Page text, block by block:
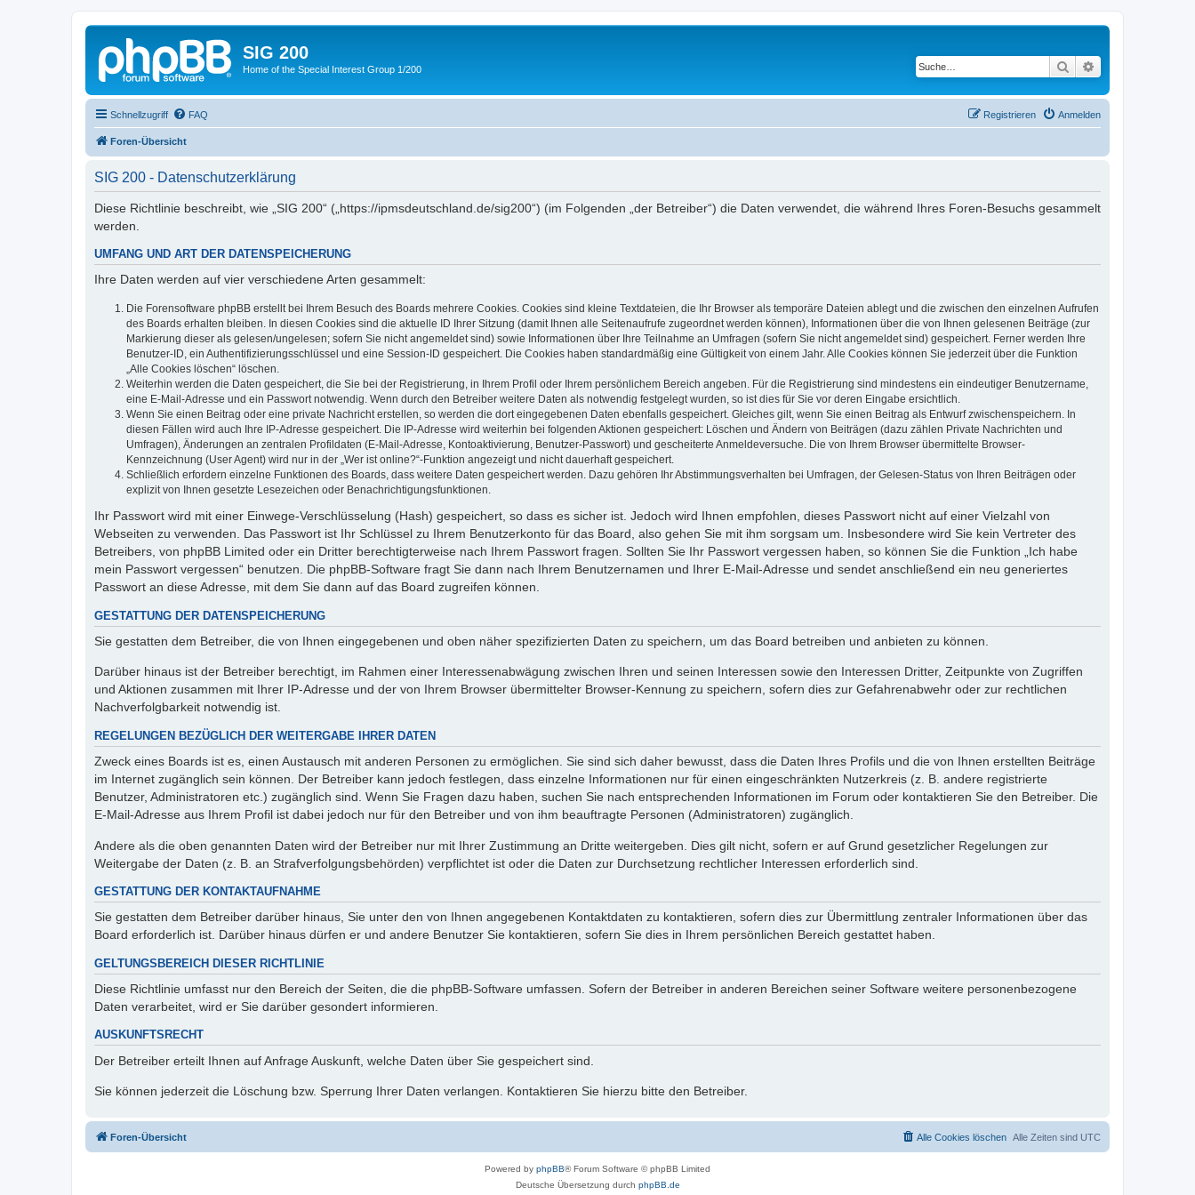
SIG 200
Home of the Special Interest Group 1/200 Suche
Schnellzugriff FAQ Anmelden
Registrieren
Foren-Übersicht
SIG 200 - Datenschutzerklärung
Diese Richtlinie beschreibt, wie „SIG 200“ („https://ipmsdeutschland.de/sig200“) (im Folgenden „der Betreiber“) die Daten verwendet, die während Ihres Foren-Besuchs gesammelt
werden.
UMFANG UND ART DER DATENSPEICHERUNG
Ihre Daten werden auf vier verschiedene Arten gesammelt:
Die Forensoftware phpBB erstellt bei Ihrem Besuch des Boards mehrere Cookies. Cookies sind kleine Textdateien, die Ihr Browser als temporäre Dateien ablegt und die zwischen den einzelnen Aufrufen
des Boards erhalten bleiben. In diesen Cookies sind die aktuelle ID Ihrer Sitzung (damit Ihnen alle Seitenaufrufe zugeordnet werden können), Informationen über die von Ihnen gelesenen Beiträge (zur
Markierung dieser als gelesen/ungelesen; sofern Sie nicht angemeldet sind) sowie Informationen über Ihre Teilnahme an Umfragen (sofern Sie nicht angemeldet sind) gespeichert. Ferner werden Ihre
Benutzer-ID, ein Authentifizierungsschlüssel und eine Session-ID gespeichert. Die Cookies haben standardmäßig eine Gültigkeit von einem Jahr. Alle Cookies können Sie jederzeit über die Funktion
„Alle Cookies löschen“ löschen.
Weiterhin werden die Daten gespeichert, die Sie bei der Registrierung, in Ihrem Profil oder Ihrem persönlichem Bereich angeben. Für die Registrierung sind mindestens ein eindeutiger Benutzername,
eine E-Mail-Adresse und ein Passwort notwendig. Wenn durch den Betreiber weitere Daten als notwendig festgelegt wurden, so ist dies für Sie vor deren Eingabe ersichtlich.
Wenn Sie einen Beitrag oder eine private Nachricht erstellen, so werden die dort eingegebenen Daten ebenfalls gespeichert. Gleiches gilt, wenn Sie einen Beitrag als Entwurf zwischenspeichern. In
diesen Fällen wird auch Ihre IP-Adresse gespeichert. Die IP-Adresse wird weiterhin bei folgenden Aktionen gespeichert: Löschen und Ändern von Beiträgen (dazu zählen Private Nachrichten und
Umfragen), Änderungen an zentralen Profildaten (E-Mail-Adresse, Kontoaktivierung, Benutzer-Passwort) und gescheiterte Anmeldeversuche. Die von Ihrem Browser übermittelte Browser-
Kennzeichnung (User Agent) wird nur in der „Wer ist online?“-Funktion angezeigt und nicht dauerhaft gespeichert.
Schließlich erfordern einzelne Funktionen des Boards, dass weitere Daten gespeichert werden. Dazu gehören Ihr Abstimmungsverhalten bei Umfragen, der Gelesen-Status von Ihren Beiträgen oder
explizit von Ihnen gesetzte Lesezeichen oder Benachrichtigungsfunktionen.
Ihr Passwort wird mit einer Einwege-Verschlüsselung (Hash) gespeichert, so dass es sicher ist. Jedoch wird Ihnen empfohlen, dieses Passwort nicht auf einer Vielzahl von
Webseiten zu verwenden. Das Passwort ist Ihr Schlüssel zu Ihrem Benutzerkonto für das Board, also gehen Sie mit ihm sorgsam um. Insbesondere wird Sie kein Vertreter des
Betreibers, von phpBB Limited oder ein Dritter berechtigterweise nach Ihrem Passwort fragen. Sollten Sie Ihr Passwort vergessen haben, so können Sie die Funktion „Ich habe
mein Passwort vergessen“ benutzen. Die phpBB-Software fragt Sie dann nach Ihrem Benutzernamen und Ihrer E-Mail-Adresse und sendet anschließend ein neu generiertes
Passwort an diese Adresse, mit dem Sie dann auf das Board zugreifen können.
GESTATTUNG DER DATENSPEICHERUNG
Sie gestatten dem Betreiber, die von Ihnen eingegebenen und oben näher spezifizierten Daten zu speichern, um das Board betreiben und anbieten zu können.
Darüber hinaus ist der Betreiber berechtigt, im Rahmen einer Interessenabwägung zwischen Ihren und seinen Interessen sowie den Interessen Dritter, Zeitpunkte von Zugriffen
und Aktionen zusammen mit Ihrer IP-Adresse und der von Ihrem Browser übermittelter Browser-Kennung zu speichern, sofern dies zur Gefahrenabwehr oder zur rechtlichen
Nachverfolgbarkeit notwendig ist.
REGELUNGEN BEZÜGLICH DER WEITERGABE IHRER DATEN
Zweck eines Boards ist es, einen Austausch mit anderen Personen zu ermöglichen. Sie sind sich daher bewusst, dass die Daten Ihres Profils und die von Ihnen erstellten Beiträge
im Internet zugänglich sein können. Der Betreiber kann jedoch festlegen, dass einzelne Informationen nur für einen eingeschränkten Nutzerkreis (z. B. andere registrierte
Benutzer, Administratoren etc.) zugänglich sind. Wenn Sie Fragen dazu haben, suchen Sie nach entsprechenden Informationen im Forum oder kontaktieren Sie den Betreiber. Die
E-Mail-Adresse aus Ihrem Profil ist dabei jedoch nur für den Betreiber und von ihm beauftragte Personen (Administratoren) zugänglich.
Andere als die oben genannten Daten wird der Betreiber nur mit Ihrer Zustimmung an Dritte weitergeben. Dies gilt nicht, sofern er auf Grund gesetzlicher Regelungen zur
Weitergabe der Daten (z. B. an Strafverfolgungsbehörden) verpflichtet ist oder die Daten zur Durchsetzung rechtlicher Interessen erforderlich sind.
GESTATTUNG DER KONTAKTAUFNAHME
Sie gestatten dem Betreiber darüber hinaus, Sie unter den von Ihnen angegebenen Kontaktdaten zu kontaktieren, sofern dies zur Übermittlung zentraler Informationen über das
Board erforderlich ist. Darüber hinaus dürfen er und andere Benutzer Sie kontaktieren, sofern Sie dies in Ihrem persönlichen Bereich gestattet haben.
GELTUNGSBEREICH DIESER RICHTLINIE
Diese Richtlinie umfasst nur den Bereich der Seiten, die die phpBB-Software umfassen. Sofern der Betreiber in anderen Bereichen seiner Software weitere personenbezogene
Daten verarbeitet, wird er Sie darüber gesondert informieren.
AUSKUNFTSRECHT
Der Betreiber erteilt Ihnen auf Anfrage Auskunft, welche Daten über Sie gespeichert sind.
Sie können jederzeit die Löschung bzw. Sperrung Ihrer Daten verlangen. Kontaktieren Sie hierzu bitte den Betreiber.
Foren-Übersicht Alle Zeiten sind UTC
Alle Cookies löschen
Powered by phpBB® Forum Software © phpBB Limited
Deutsche Übersetzung durch phpBB.de